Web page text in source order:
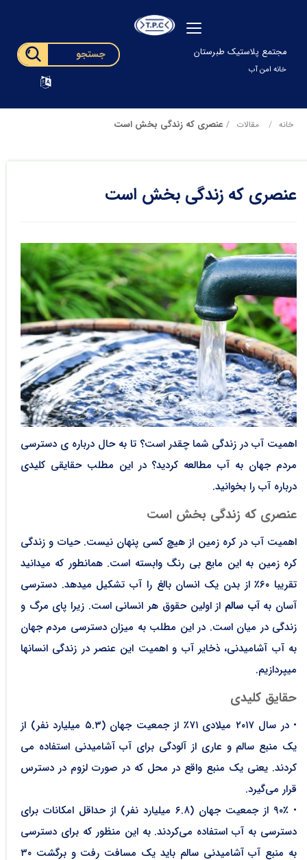
مجتمع پلاستیک طبرستان
خانه امن آب
خانه مقالات عنصری که زندگی بخش است
عنصری که زندگی بخش است
اهمیت آب در زندگی شما چقدر است؟ تا به حال درباره ی دسترسی
مردم جهان به آب مطالعه کردید؟ در این مطلب حقایقی کلیدی
درباره آب را بخوانید.
عنصری که زندگی بخش است
اهمیت آب در کره زمین از هیچ کسی پنهان نیست. حیات و زندگی
کره زمین به این مایع بی رنگ وابسته است. همانطور که میدانید
تقریبا ۶۰٪ از بدن یک انسان بالغ را آب تشکیل میدهد. دسترسی
آسان بهآب سالم از اولین حقوق هر انسانی است. زیرا پای مرگ و
زندگی در میان است. در این مطلب به میزان دسترسی مردم جهان
به آب آشامیدنی، ذخایر آب و اهمیت این عنصر در زندگی انسانها
میپردازیم.
حقایق کلیدی
• در سال ۲۰۱۷ میلادی ۷۱٪ از جمعیت جهان (۵.۳ میلیارد نفر) از
یک منبع سالم و عاری از آلودگی برای آب آشامیدنی استفاده می
کردند. یعنی یک منبع واقع در محل که در صورت لزوم در دسترس
قرار می‌گیرد.
• ۹۰٪ از جمعیت جهان (۶.۸ میلیارد نفر) از حداقل امکانات برای
دسترسی به آب استفاده می‌کردند. به این منظور که برای دسترسی
به منبع آب آشامیدنی سالم باید یک مسافت رفت و برگشت ۳۰